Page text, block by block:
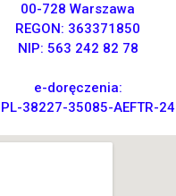
00-728 Warszawa
REGON: 363371850
NIP: 563 242 82 78
e-doręczenia:
38227-35085-AEFTR-24